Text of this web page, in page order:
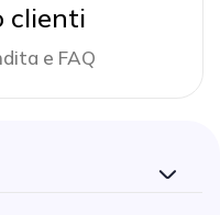
clienti
e FAQ